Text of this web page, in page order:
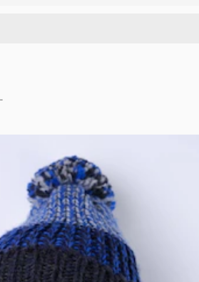
fröhlich in guter Laune